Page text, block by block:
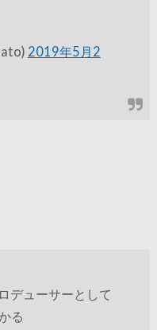
2019年5月2
デューサーとして
る